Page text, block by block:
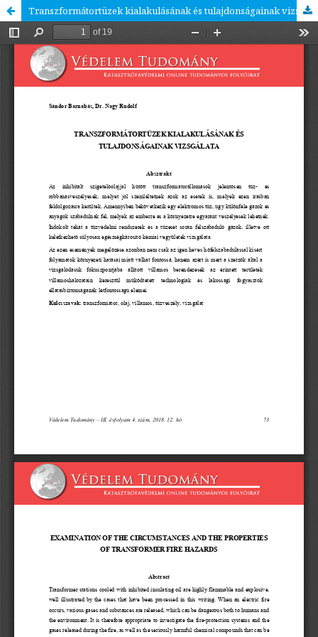
Transzformátortüzek kialakulásának és tulajdonságainak vizsgálata